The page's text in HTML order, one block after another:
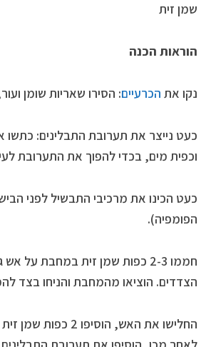
שמן זית
הוראות הכנה
נקו את הכרעיים: הסירו שאריות שומן
כעט נייצר את תערובת התבלינים: כתשו
וכפית מים, בכדי להפוך את התערובת
כעט הכינו את מרכיבי התבשיל לפני
הפומפיה).
חממו 2-3 כפות שמן זית במחבת
הצדדים. הוציאו מהמחבת והניחו בצד
החלישו את האש,